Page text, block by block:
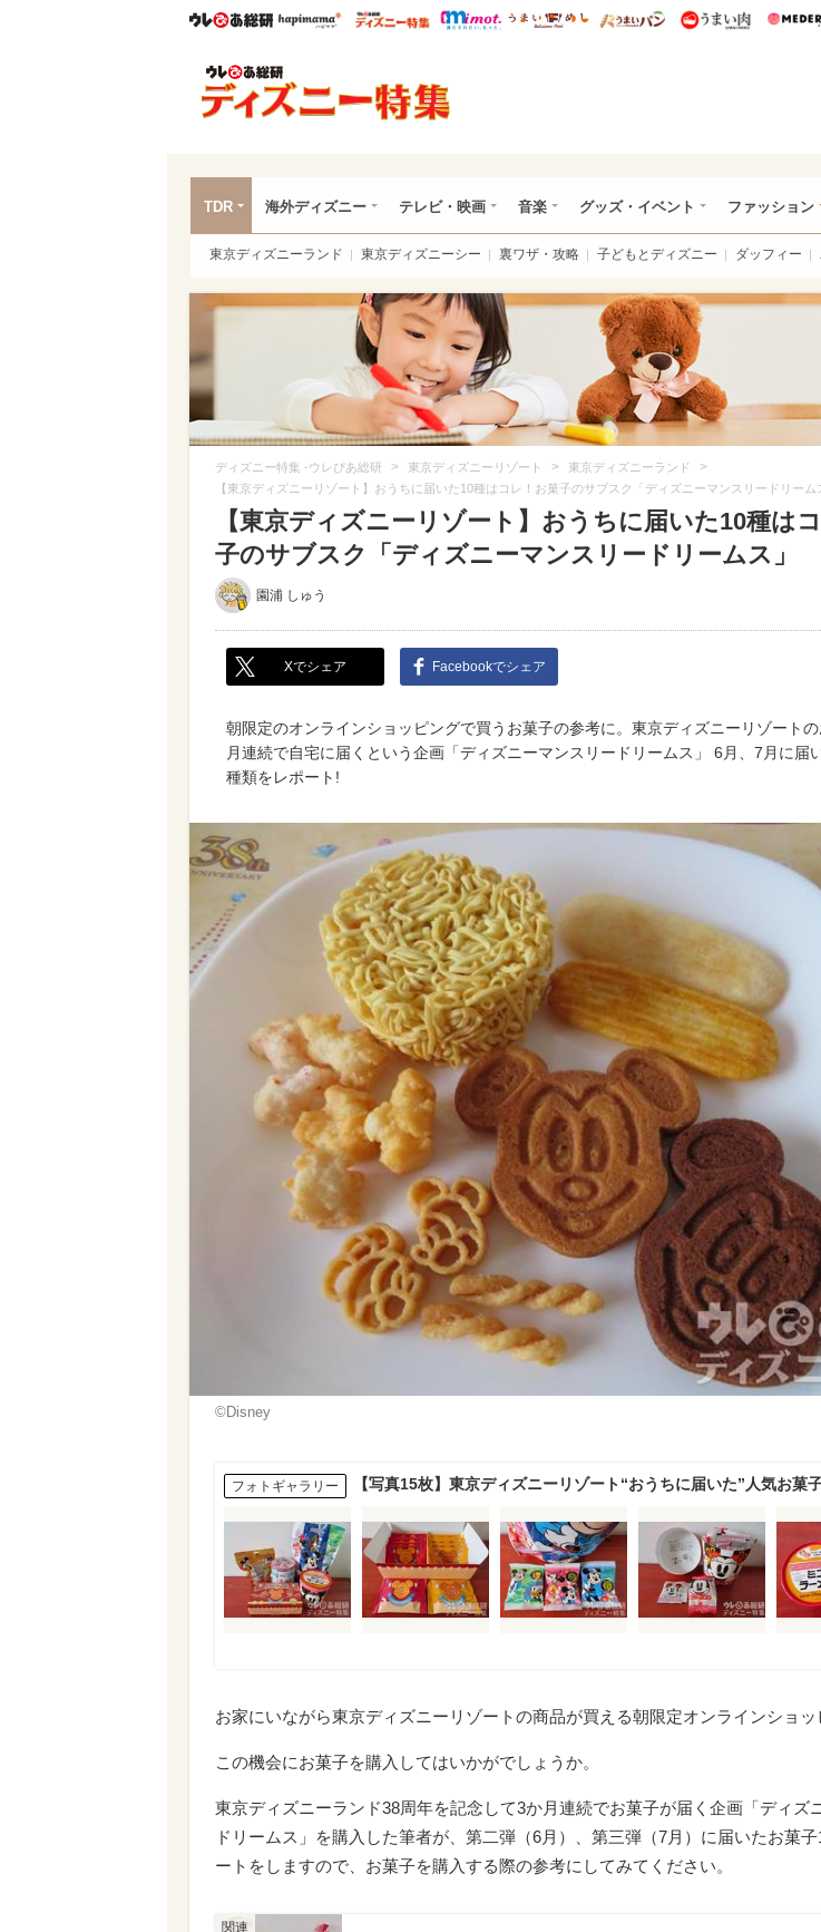
ウレぴあ総研ハピママ* ウレぴあ総研 ディズニー特集
mimot. うまいめし うまいパン うまい
TDR 海外ディズニー テレビ・映画 音楽 グッズ・イベント ファッション
東京ディズニーランド 東京ディズニーシー 裏ワザ・攻略 子どもとディズニー ダッフィー
ディズニー特集 -ウレぴあ総研 > 東京ディズニーリゾート > 東京ディズニーランド >
【東京ディズニーリゾート】おうちに届いた10種はコレ！お菓子のサブスク「ディズニーマンスリードリーム
【東京ディズニーリゾート】おうちに届いた10種は
子のサブスク「ディズニーマンスリードリームス」
園浦 しゅう
Xでシェア Facebookでシェア
朝限定のオンラインショッピングで買うお菓子の参考に。東京ディズニーリゾート
月連続で自宅に届くという企画「ディズニーマンスリードリームス」 6月、7月に届
種類をレポート!
©Disney
フォトギャラリー 【写真15枚】東京ディズニーリゾート“おうちに届いた”人気お菓
お家にいながら東京ディズニーリゾートの商品が買える朝限定オンラインショッ
この機会にお菓子を購入してはいかがでしょうか。
東京ディズニーランド38周年を記念して3か月連続でお菓子が届く企画「ディズ
ドリームス」を購入した筆者が、第二弾（6月）、第三弾（7月）に届いたお菓
ートをしますので、お菓子を購入する際の参考にしてみてください。